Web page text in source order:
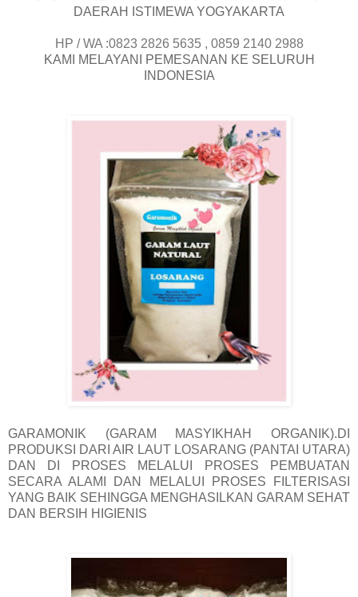
DAERAH ISTIMEWA YOGYAKARTA
HP / WA :0823 2826 5635 , 0859 2140 2988
KAMI MELAYANI PEMESANAN KE SELURUH
INDONESIA
GARAMONIK (GARAM MASYIKHAH ORGANIK).DI
PRODUKSI DARI AIR LAUT LOSARANG (PANTAI UTARA)
DAN DI PROSES MELALUI PROSES PEMBUATAN
SECARA ALAMI DAN MELALUI PROSES FILTERISASI
YANG BAIK SEHINGGA MENGHASILKAN GARAM SEHAT
DAN BERSIH HIGIENIS